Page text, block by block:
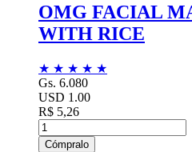
OMG FACIAL
WITH RICE
★ ★ ★ ★ ★
Gs. 6.080
USD 1.00
R$ 5,26
Cómpralo